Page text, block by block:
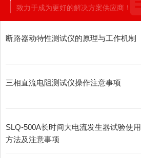
致力于成为更好的解决方案供应商！
断路器动特性测试仪的原理与工作机制
三相直流电阻测试仪操作注意事项
SLQ-500A长时间大电流发生器试验使用
方法及注意事项